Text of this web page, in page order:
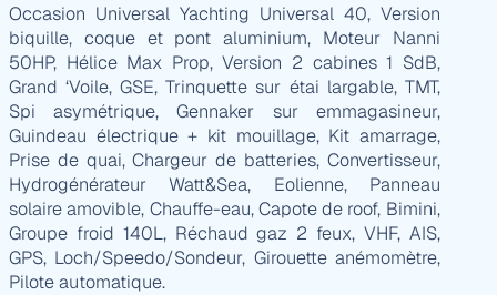
Occasion Universal Yachting Universal 40, Version
biquille, coque et pont aluminium, Moteur Nanni
50HP, Hélice Max Prop, Version 2 cabines 1 SdB,
Grand ‘Voile, GSE, Trinquette sur étai largable, TMT,
Spi asymétrique, Gennaker sur emmagasineur,
Guindeau électrique + kit mouillage, Kit amarrage,
Prise de quai, Chargeur de batteries, Convertisseur,
Hydrogénérateur Watt&Sea, Eolienne, Panneau
solaire amovible, Chauffe-eau, Capote de roof, Bimini,
Groupe froid 140L, Réchaud gaz 2 feux, VHF, AIS,
GPS, Loch/Speedo/Sondeur, Girouette anémomètre,
Pilote automatique.